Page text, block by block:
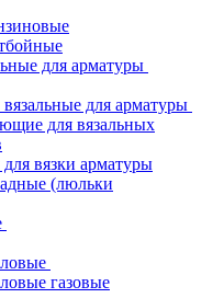
для арматуры
для арматуры
для вязальных
вязки арматуры
(люльки
газовые